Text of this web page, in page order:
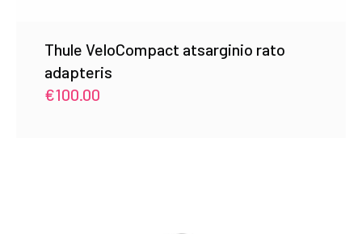
Thule VeloCompact atsarginio rato
adapteris
€100.00